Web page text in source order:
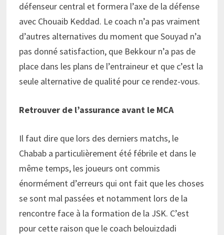
défenseur central et formera l’axe de la défense
avec Chouaib Keddad. Le coach n’a pas vraiment
d’autres alternatives du moment que Souyad n’a
pas donné satisfaction, que Bekkour n’a pas de
place dans les plans de l’entraineur et que c’est la
seule alternative de qualité pour ce rendez-vous.
Retrouver de l’assurance avant le MCA
Il faut dire que lors des derniers matchs, le
Chabab a particulièrement été fébrile et dans le
même temps, les joueurs ont commis
énormément d’erreurs qui ont fait que les choses
se sont mal passées et notamment lors de la
rencontre face à la formation de la JSK. C’est
pour cette raison que le coach belouizdadi